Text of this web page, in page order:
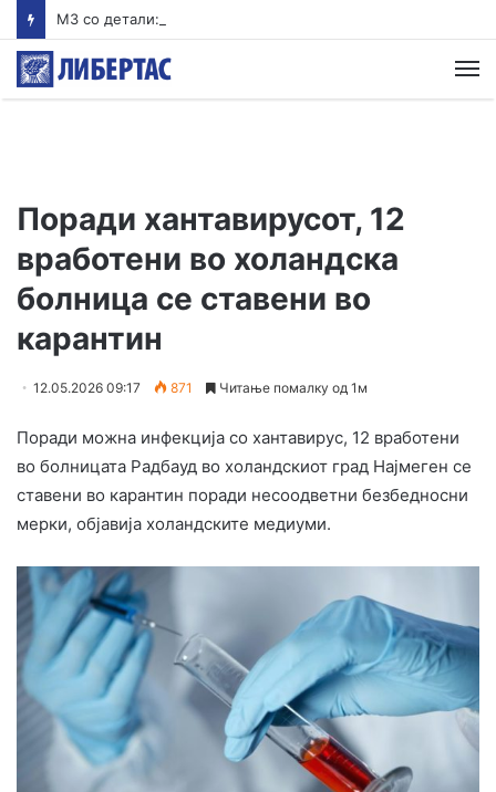
Поради хантавирусот, 12
вработени во холандска
болница се ставени во
карантин
12.05.2026 09:17 871 Читање помалку од 1м
Поради можна инфекција со хантавирус, 12 вработени
во болницата Радбауд во холандскиот град Најмеген се
ставени во карантин поради несоодветни безбедносни
мерки, објавија холандските медиуми.